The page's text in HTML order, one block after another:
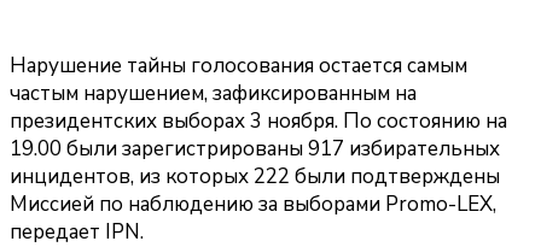
Нарушение тайны голосования остается самым
частым нарушением, зафиксированным на
президентских выборах 3 ноября. По состоянию на
19.00 были зарегистрированы 917 избирательных
инцидентов, из которых 222 были подтверждены
Миссией по наблюдению за выборами Promo-LEX,
передает IPN.